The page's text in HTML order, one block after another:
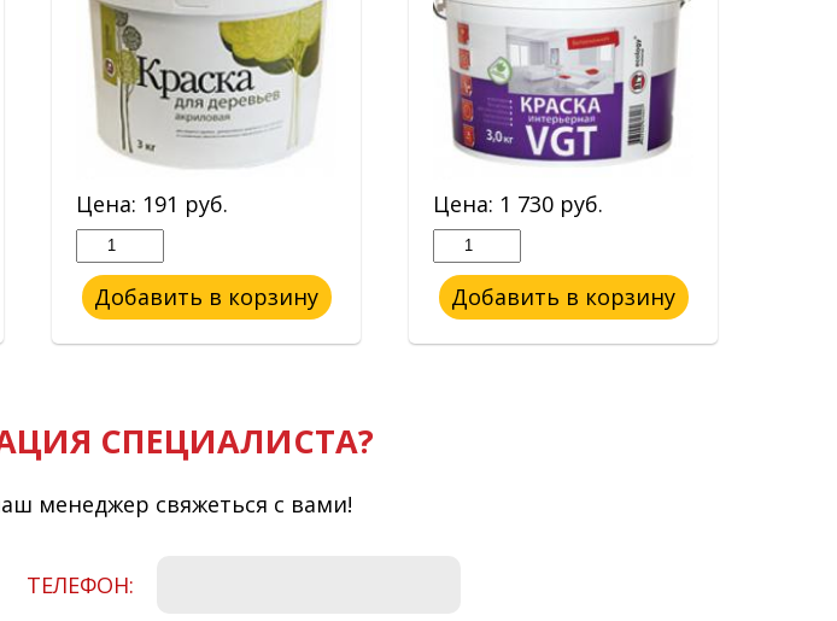
Цена: 191 руб.
Добавить в корзину
Цена: 1 730 руб.
Добавить в корзину
СПЕЦИАЛИСТА?
менеджер свяжеться с вами!
ТЕЛЕФОН: